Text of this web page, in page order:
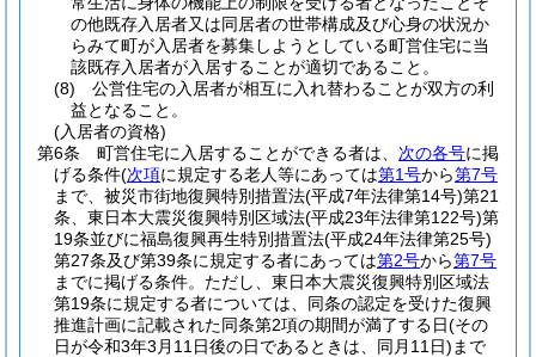
の他既存入居者又は同居者の世帯構成及び心身の状況か
らみて町が入居者を募集しようとしている町営住宅に当
該既存入居者が入居することが適切であること。
(8)
公営住宅の入居者が相互に入れ替わることが双方の利
益となること。
(入居者の資格)
第6条
町営住宅に入居することができる者は、 次の各号に掲
げる条件(次項に規定する老人等にあっては第1号から第7号
まで、被災市街地復興特別措置法(平成7年法律第14号)第21
条、東日本大震災復興特別区域法(平成23年法律第122号)第
19条並びに福島復興再生特別措置法(平成24年法律第25号)
第27条及び第39条に規定する者にあっては第2号から第7号
までに掲げる条件。ただし、東日本大震災復興特別区域法
第19条に規定する者については、同条の認定を受けた復興
推進計画に記載された同条第2項の期間が満了する日(その
日が令和3年3月11日後の日であるときは、同月11日) まで